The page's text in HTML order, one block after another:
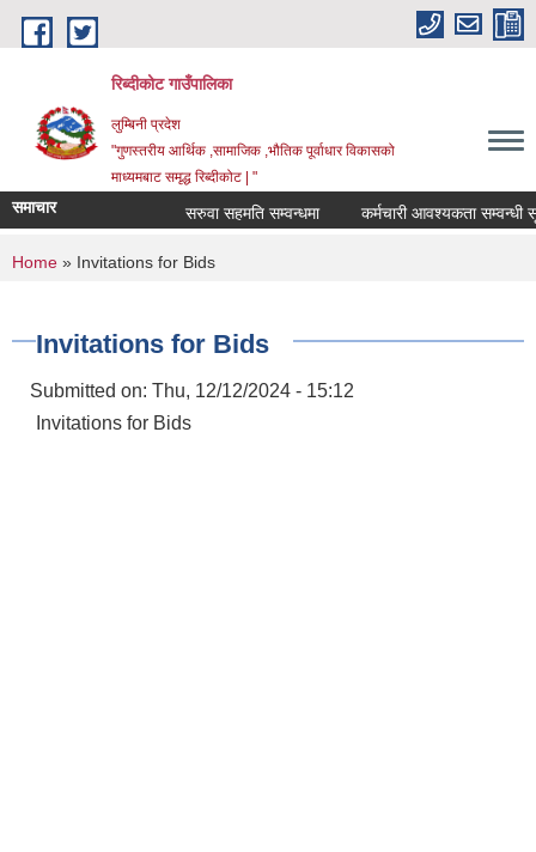
Skip to main content
रिब्दीकोट गाउँपालिका
लुम्बिनी प्रदेश
"गुणस्तरीय आर्थिक ,सामाजिक ,भौतिक पूर्वाधार विकासको
माध्यमबाट समृद्ध रिब्दीकोट | "
समाचार सरुवा सहमति सम्वन्धमा कर्मचारी आवश्यकता सम्वन्धी सूचना
You are here
Home » Invitations for Bids
Invitations for Bids
Submitted on: Thu, 12/12/2024 - 15:12
Invitations for Bids